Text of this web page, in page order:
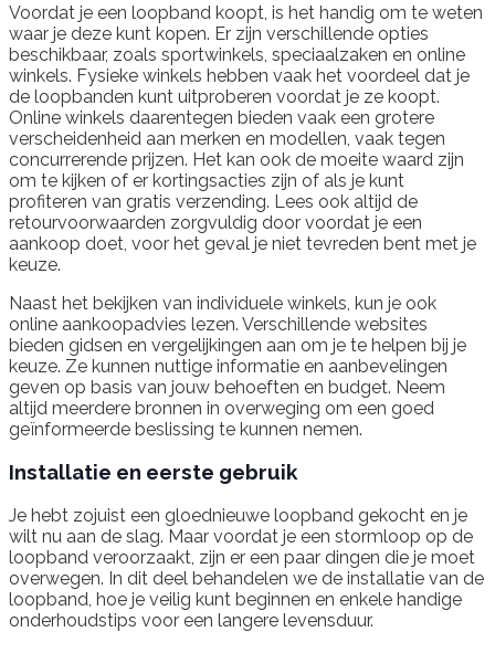
Voordat je een loopband koopt, is het handig om te weten
waar je deze kunt kopen. Er zijn verschillende opties
beschikbaar, zoals sportwinkels, speciaalzaken en online
winkels. Fysieke winkels hebben vaak het voordeel dat je
de loopbanden kunt uitproberen voordat je ze koopt.
Online winkels daarentegen bieden vaak een grotere
verscheidenheid aan merken en modellen, vaak tegen
concurrerende prijzen. Het kan ook de moeite waard zijn
om te kijken of er kortingsacties zijn of als je kunt
profiteren van gratis verzending. Lees ook altijd de
retourvoorwaarden zorgvuldig door voordat je een
aankoop doet, voor het geval je niet tevreden bent met je
keuze.
Naast het bekijken van individuele winkels, kun je ook
online aankoopadvies lezen. Verschillende websites
bieden gidsen en vergelijkingen aan om je te helpen bij je
keuze. Ze kunnen nuttige informatie en aanbevelingen
geven op basis van jouw behoeften en budget. Neem
altijd meerdere bronnen in overweging om een goed
geïnformeerde beslissing te kunnen nemen.
Installatie en eerste gebruik
Je hebt zojuist een gloednieuwe loopband gekocht en je
wilt nu aan de slag. Maar voordat je een stormloop op de
loopband veroorzaakt, zijn er een paar dingen die je moet
overwegen. In dit deel behandelen we de installatie van de
loopband, hoe je veilig kunt beginnen en enkele handige
onderhoudstips voor een langere levensduur.